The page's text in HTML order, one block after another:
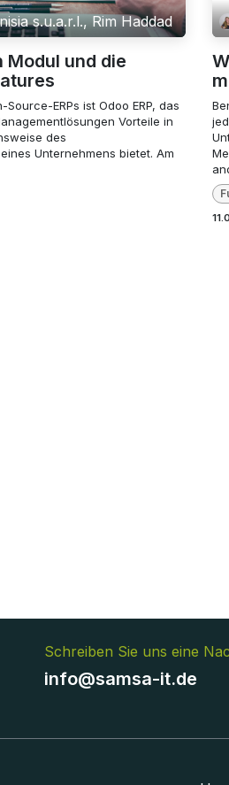
s.u.a.r.l., Rim Haddad
Modul und die
ERPs ist Odoo ERP, das
Vorteile in
des
Unternehmens bietet. Am
Schreiben Sie uns eine
info@samsa-it.de